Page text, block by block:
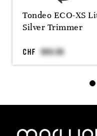
Tondeo ECO-XS
Silver Trimmer
CHF